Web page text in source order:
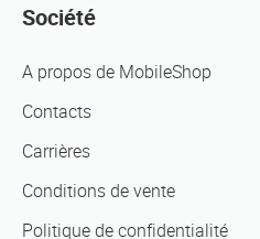
Société
A propos de MobileShop
Contacts
Carrières
Conditions de vente
Politique de confidentialité